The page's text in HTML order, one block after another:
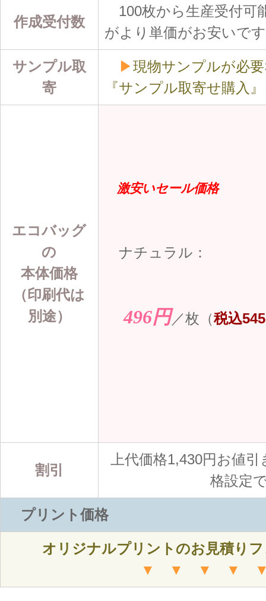
作成受付数
100枚から生産受付
がより単価がお安いで
サンプル取
寄
▶現物サンプルが必
『サンプル取寄せ購入
エコバッグ
の
本体価格
（印刷代は
別途）
激安いセール価格
ナチュラル：
496円／枚（税込
割引
上代価格1,430円お値
格設定
プリント価格
オリジナルプリントのお見積り
▼ ▼ ▼ ▼